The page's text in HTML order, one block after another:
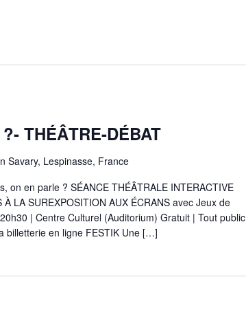
THÉÂTRE-DÉBAT
Savary, Lespinasse, France
on en parle ? SÉANCE THÉÂTRALE INTERACTIVE
LA SUREXPOSITION AUX ÉCRANS avec Jeux de
| Centre Culturel (Auditorium) Gratuit | Tout public
billetterie en ligne FESTIK Une […]